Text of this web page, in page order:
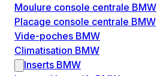
Moulure console centrale BMW
Placage console centrale BMW
Vide-poches BMW
Climatisation BMW
Inserts BMW